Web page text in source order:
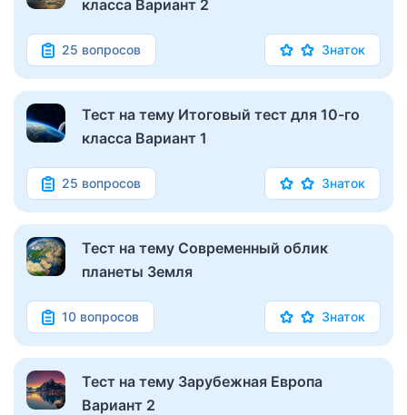
класса Вариант 2
25 вопросов Знаток
Тест на тему Итоговый тест для 10-го
класса Вариант 1
25 вопросов Знаток
Тест на тему Современный облик
планеты Земля
10 вопросов Знаток
Тест на тему Зарубежная Европа
Вариант 2